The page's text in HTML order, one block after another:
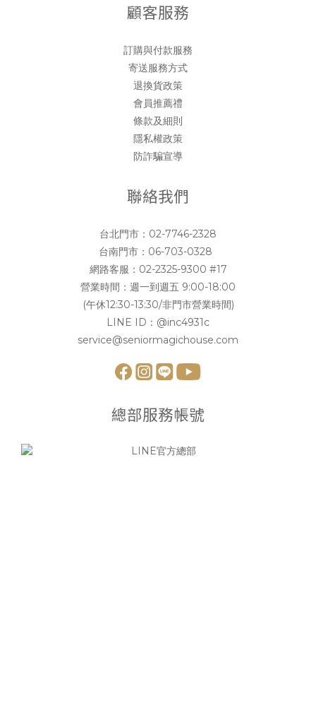
顧客服務
訂購與付款服務
寄送服務方式
退換貨政策
會員推薦禮
條款及細則
隱私權政策
防詐騙宣導
聯絡我們
台北門市： 02-7746-2328
台南門市： 06-703-0328
網路客服： 02-2325-9300 #17
營業時間：週一到週五 9:00-18:00
(午休12:30-13:30/非門市營業時間)
LINE ID： @inc4931c
service@seniormagichouse.com
總部服務帳號